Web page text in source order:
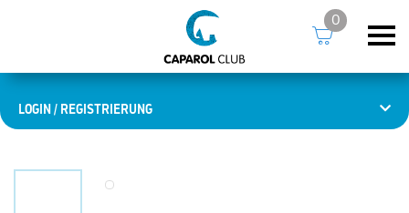
LOGIN / REGISTRIERUNG
0